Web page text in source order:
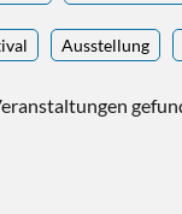
Ausstellung